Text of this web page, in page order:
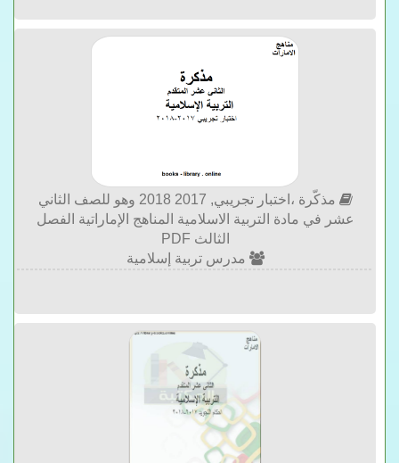
مذكّرة ،اختبار تجريبي, 2017 2018 وهو للصف الثاني
عشر في مادة التربية الاسلامية المناهج الإماراتية الفصل
الثالث PDF
مدرس تربية إسلامية